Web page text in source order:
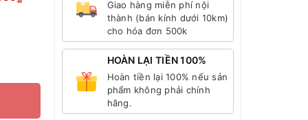
Giao hàng miễn phí nội
thành (bán kính dưới 10km)
cho hóa đơn 500k
HOÀN LẠI TIỀN 100%
Hoàn tiền lại 100% nếu sản
phẩm không phải chính
hãng.